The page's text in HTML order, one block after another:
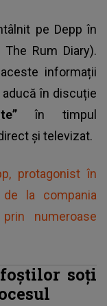
pe Depp în
Rum Diary).
informații
în discuție
în timpul
și televizat.
protagonist în
la compania
numeroase
soți